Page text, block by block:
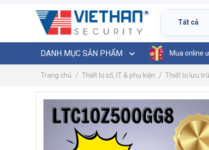
DANH MỤC SẢN PHẨM Mua online
Trang chủ Thiết bị số, IT & phụ kiện Thiết bị lưu